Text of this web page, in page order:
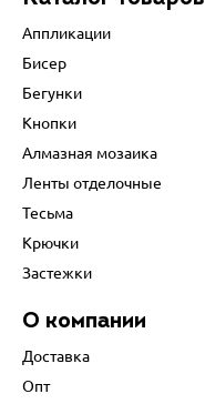
Аппликации
Бисер
Бегунки
Кнопки
Алмазная мозаика
Ленты отделочные
Тесьма
Крючки
Застежки
О компании
Доставка
Опт